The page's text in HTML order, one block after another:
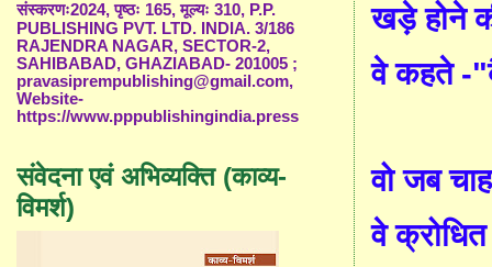
खड़े होने
वे कहते -
वो जब
वे
संस्करणः2024, पृष्ठः 165, मूल्यः 310, P.P.
PUBLISHING PVT. LTD. INDIA. 3/186
RAJENDRA NAGAR, SECTOR-2,
SAHIBABAD, GHAZIABAD- 201005 ;
pravasiprempublishing@gmail.com,
Website-
https://www.pppublishingindia.press
संवेदना एवं अभिव्यक्ति (काव्य-
विमर्श)